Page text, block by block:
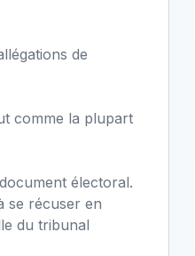
de
comme la plupart
électoral.
se récuser en
du tribunal